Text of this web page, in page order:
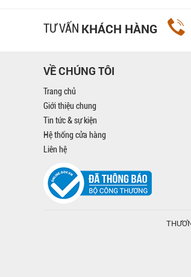
TƯ VẤN KHÁCH HÀNG
VỀ CHÚNG TÔI
Trang chủ
Giới thiệu chung
Tin tức & sự kiện
Hệ thống cửa hàng
Liên hệ